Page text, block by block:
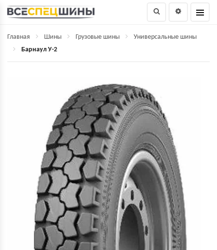
Главная Шины Грузовые шины
Универсальные шины
Барнаул У-2